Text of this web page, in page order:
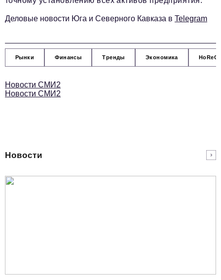
Деловые новости Юга и Северного Кавказа в Telegram
Рынки Финансы Тренды Экономика HoReCa
Новости СМИ2
Новости СМИ2
Новости